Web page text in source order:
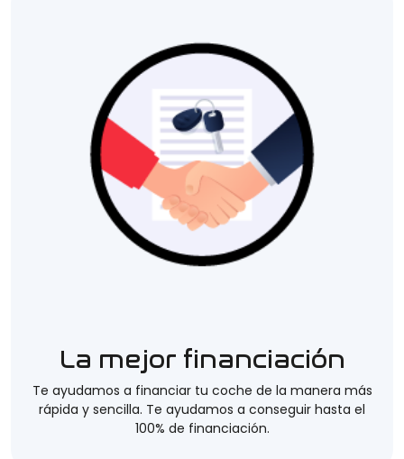
La mejor financiación
Te ayudamos a financiar tu coche de la manera más
rápida y sencilla. Te ayudamos a conseguir hasta el
100% de financiación.